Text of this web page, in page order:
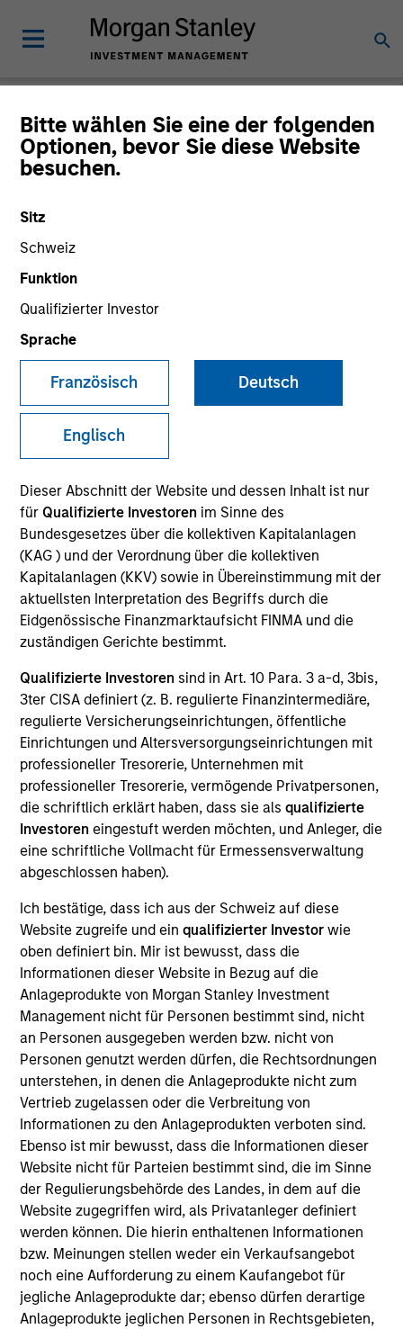
Bitte wählen Sie eine der folgenden
Optionen, bevor Sie diese Website
besuchen.
Sitz
Schweiz
Funktion
Qualifizierter Investor
Sprache
Französisch Deutsch
Englisch
Dieser Abschnitt der Website und dessen Inhalt ist nur
für Qualifizierte Investoren im Sinne des
Bundesgesetzes über die kollektiven Kapitalanlagen
(KAG ) und der Verordnung über die kollektiven
Kapitalanlagen (KKV) sowie in Übereinstimmung mit der
aktuellsten Interpretation des Begriffs durch die
Eidgenössische Finanzmarktaufsicht FINMA und die
zuständigen Gerichte bestimmt.
Qualifizierte Investoren sind in Art. 10 Para. 3 a-d, 3bis,
3ter CISA definiert (z. B. regulierte Finanzintermediäre,
regulierte Versicherungseinrichtungen, öffentliche
Einrichtungen und Altersversorgungseinrichtungen mit
professioneller Tresorerie, Unternehmen mit
professioneller Tresorerie, vermögende Privatpersonen,
die schriftlich erklärt haben, dass sie alsqualifizierte
Investoren eingestuft werden möchten, und Anleger, die
eine schriftliche Vollmacht für Ermessensverwaltung
abgeschlossen haben).
Ich bestätige, dass ich aus der Schweiz auf diese
Website zugreife und ein qualifizierter Investor wie
oben definiert bin. Mir ist bewusst, dass die
Informationen dieser Website in Bezug auf die
Anlageprodukte von Morgan Stanley Investment
Management nicht für Personen bestimmt sind, nicht
an Personen ausgegeben werden bzw. nicht von
Personen genutzt werden dürfen, die Rechtsordnungen
unterstehen, in denen die Anlageprodukte nicht zum
Vertrieb zugelassen oder die Verbreitung von
Informationen zu den Anlageprodukten verboten sind.
Ebenso ist mir bewusst, dass die Informationen dieser
Website nicht für Parteien bestimmt sind, die im Sinne
der Regulierungsbehörde des Landes, in dem auf die
Website zugegriffen wird, als Privatanleger definiert
werden können. Die hierin enthaltenen Informationen
bzw. Meinungen stellen weder ein Verkaufsangebot
noch eine Aufforderung zu einem Kaufangebot für
jegliche Anlageprodukte dar; ebenso dürfen derartige
Anlageprodukte jeglichen Personen in Rechtsgebieten,
Private Markets
Quarterly Private Markets Insights
and Asset Class Deep Dive.
Private Markets Perspectives Q2
Webinar
03-JUN-2026
leaders provided an update on the signals
observed in the latest private markets data, a
summary of the latest private markets asset
class views, and a deep dive into private
credit, including addressing recent concerns
regarding software exposure.
Private Markets Perspectives Q1
Webinar
04-MÄR-2026
In this quarter’s webinar, our investment
leaders provided a summary of the private
markets’ investment environment, a deep dive
into the entry opportunity in private real
estate, and an in-depth review of private
equity.